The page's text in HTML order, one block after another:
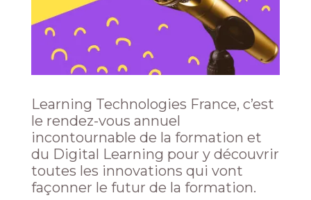
Learning Technologies France, c’est
le rendez-vous annuel
incontournable de la formation et
du Digital Learning pour y découvrir
toutes les innovations qui vont
façonner le futur de la formation.